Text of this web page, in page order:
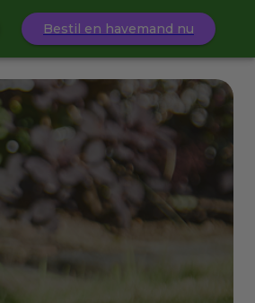
Bestil en havemand nu